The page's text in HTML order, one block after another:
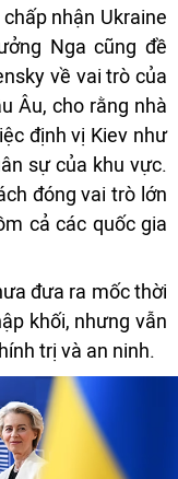
nhận Ukraine
Nga cũng đề
về vai trò của
Âu, cho rằng nhà
định vị Kiev như
sự của khu vực.
đóng vai trò lớn
cả các quốc gia
đưa ra mốc thời
khối, nhưng vẫn
trị và an ninh.